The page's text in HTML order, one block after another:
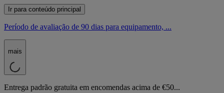
Ir para conteúdo principal
Período de avaliação de 90 dias para equipamento, ...
mais
Entrega padrão gratuita em encomendas acima de €50...